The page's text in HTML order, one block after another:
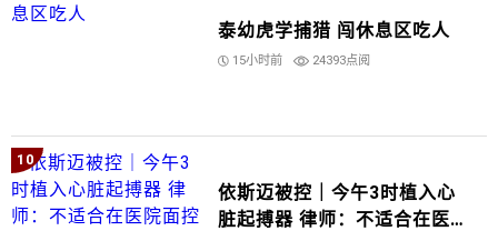
泰幼虎学捕猎 闯休息区吃人
15小时前 24393点阅
10
依斯迈被控｜今午3时植入心
脏起搏器 律师：不适合在医院